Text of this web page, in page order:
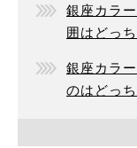
銀座カラ
囲はどっ
銀座カラ
のはどっち